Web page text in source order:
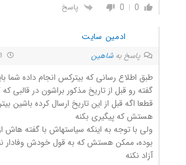
0
0 پاسخ
ادمین سایت
پاسخ بهشاهین
طبق اطلاع رسانی که بیترکس انجام داده شما
گفته رو قبل از تاریخ مذکور براشون در قالبی
قطعا اگه قبل از این تاریخ ارسال کرده باشین
هستش که پیگیری بکنه
ولی با توجه به اینکه سیاستهاش با گفته هاش
بوده، ممکن هستش که به قول خودش وفادار
آزاد نکنه